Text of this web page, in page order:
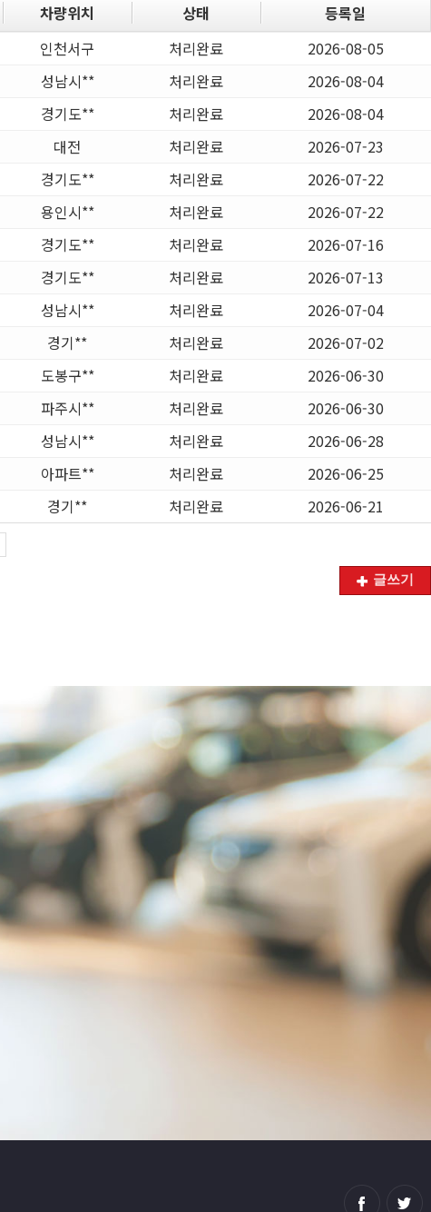
차량위치 상태
등록일
인천서구 처리완료
2026-08-05
성남시** 처리완료
2026-08-04
경기도** 처리완료
2026-08-04
대전 처리완료
2026-07-23
경기도** 처리완료
2026-07-22
용인시** 처리완료
2026-07-22
경기도** 처리완료
2026-07-16
경기도** 처리완료
2026-07-13
성남시** 처리완료
2026-07-04
경기** 처리완료
2026-07-02
도봉구** 처리완료
2026-06-30
파주시** 처리완료
2026-06-30
성남시** 처리완료
2026-06-28
아파트** 처리완료
2026-06-25
경기** 처리완료 2026-06-21
글쓰기